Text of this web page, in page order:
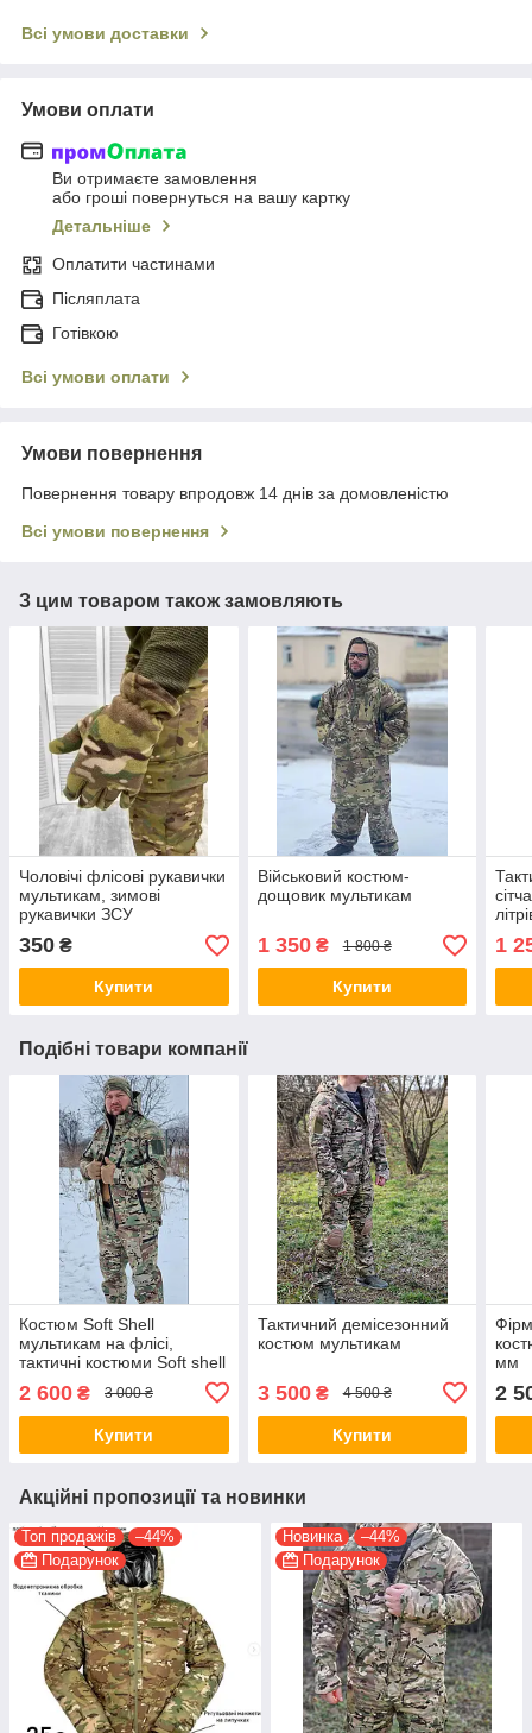
Всі умови доставки
Умови оплати
Ви отримаєте замовлення
або гроші повернуться на вашу картку
Детальніше
Оплатити частинами
Післяплата
Готівкою
Всі умови оплати
Умови повернення
Повернення товару впродовж 14 днів за домовленістю
Всі умови повернення
З цим товаром також замовляють
Чоловічі флісові рукавички
мультикам, зимові
рукавички ЗСУ
350 ₴
Купити
Військовий костюм-
дощовик мультикам
1 350₴ 1 800 ₴
Купити
1
Подібні товари компанії
Костюм Soft Shell
мультикам на флісі,
тактичні костюми Soft shell
2 600 ₴ 3 000 ₴
Купити
Тактичний демісезонний
костюм мультикам
3 500₴ 4 500 ₴
Купити
мм
2
Акційні пропозиції та новинки
Топ продажів
–44%
Подарунок
Новинка
–44%
Подарунок